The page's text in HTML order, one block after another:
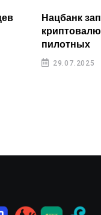
Нацбанк
пилотных
29.07.2025